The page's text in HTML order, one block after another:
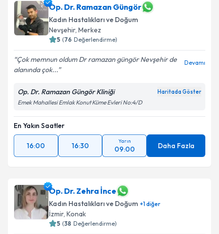
Op. Dr. Ramazan Güngör
Kadın Hastalıkları ve Doğum
Nevşehir, Merkez
5 (76 Değerlendirme)
Çok memnun oldum Dr ramazan güngör Nevşehir de
alanında çok...
Devamı
Op. Dr. Ramazan Güngör Kliniği Haritada Göster
Emek Mahallesi Emlak Konut Küme Evleri No:4/D
En Yakın Saatler
16:00 16:30
Yarın
09:00 Daha Fazla
Op. Dr. Zehra İnce
Kadın Hastalıkları ve Doğum +1diğer
İzmir, Konak
5 (38 Değerlendirme)